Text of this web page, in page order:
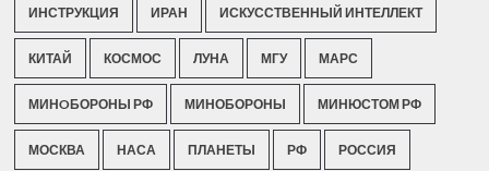
ИНСТРУКЦИЯ ИРАН ИСКУССТВЕННЫЙ ИНТЕЛЛЕКТ
КИТАЙ КОСМОС ЛУНА МГУ МАРС
МИНOБОРОНЫ РФ МИНОБОРОНЫ МИНЮСТОМ РФ
МОСКВА НАСА ПЛАНЕТЫ РФ РОССИЯ